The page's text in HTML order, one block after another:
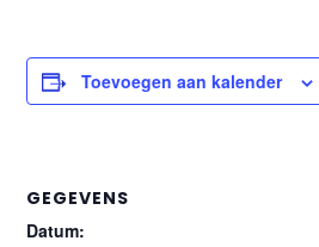
Toevoegen aan kalender
GEGEVENS
Datum: